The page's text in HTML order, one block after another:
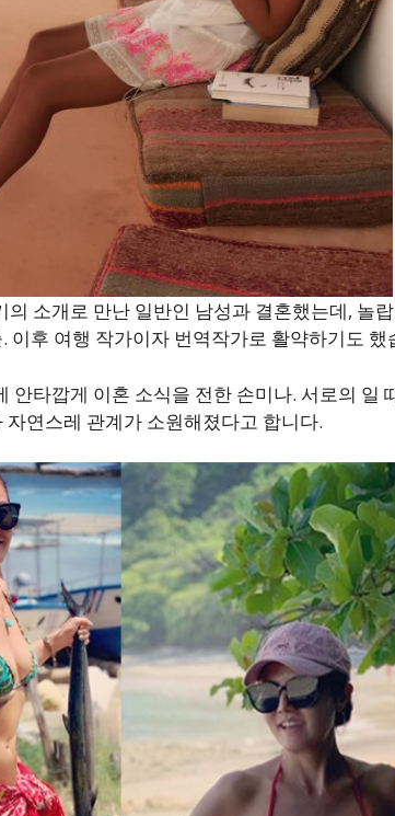
소개로 만난 일반인 남성과 결혼했는데, 놀
이후 여행 작가이자 번역작가로 활약하기도 했
안타깝게 이혼 소식을 전한 손미나. 서로의 일
연스레 관계가 소원해졌다고 합니다.